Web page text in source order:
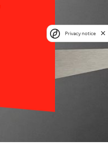
Privacy notice